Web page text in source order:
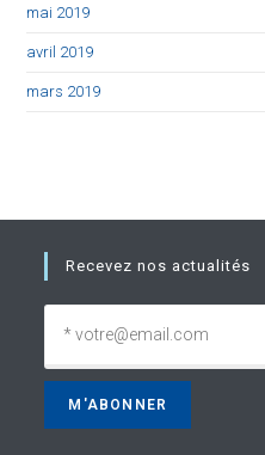
mai 2019
avril 2019
mars 2019
Recevez nos actualités